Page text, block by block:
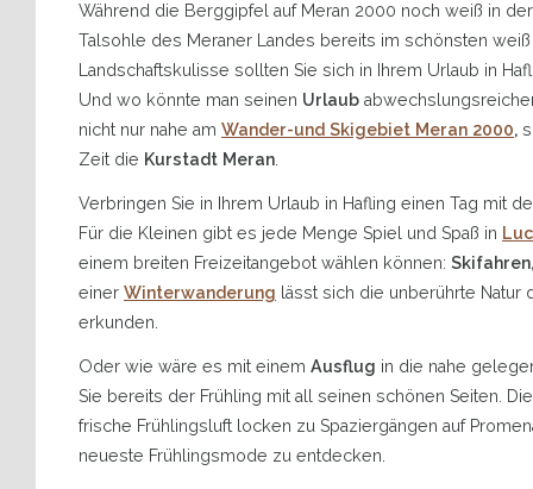
Während die Berggipfel auf Meran 2000 noch weiß in
Talsohle des Meraner Landes bereits im schönsten
Landschaftskulisse sollten Sie sich in Ihrem Urlaub in
Und wo könnte man seinen Urlaub
nicht nur nahe am Wander-und Skigebiet Meran 2000,
Zeit die Kurstadt Meran
Verbringen Sie in Ihrem Urlaub in Hafling einen Tag mit
Für die Kleinen gibt es jede Menge Spiel und Spaß in
einem breiten Freizeitangebot wählen können:
einer Winterwanderung lässt sich die unberührte Natur
erkunden.
Oder wie wäre es mit einem Ausflug in die nahe
Sie bereits der Frühling mit all seinen schönen Seiten.
frische Frühlingsluft locken zu Spaziergängen auf
neueste Frühlingsmode zu entdecken.